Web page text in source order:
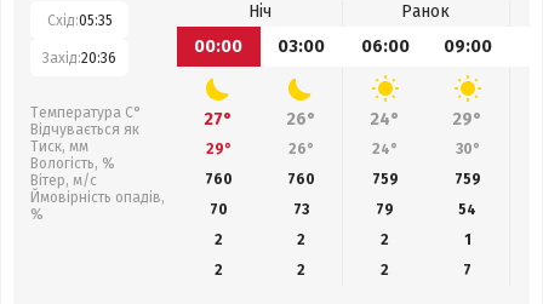
Схід:05:35
Захід:20:36
Температура С°
Відчувається як
Тиск, мм
Вологість, %
Вітер, м/с
Ймовірність опадів,
%
Ніч
Ранок
00:00
03:00 06:00 09:00
27° 26° 24° 29°
29° 26° 24° 30°
760
760 759 759
70
73 79 54
2
2 2
1
2
2 2 7